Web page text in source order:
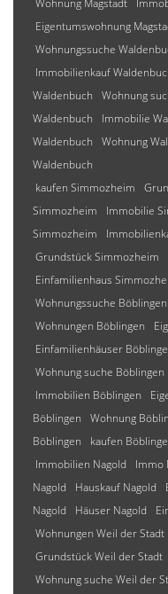
Wohnung Magstadt
Eigentumswohnung
Wohnungssuche
Immobilienkauf
Waldenbuch
Wohnung
Waldenbuch
Immobilie
Waldenbuch
Wohnung
Waldenbuch
kaufen Simmozheim
Simmozheim
Immobilie
Simmozheim
Grundstück Simmozheim
Einfamilienhaus
Wohnungssuche Böblingen
Wohnungen Böblingen
Einfamilienhäuser
Wohnung suche Böblingen
Immobilien Böblingen
Böblingen
Wohnung
Böblingen
kaufen
Immobilien Nagold
Immo
Nagold
Hauskauf Nagold
Nagold
Häuser Nagold
Wohnungen Weil der Stadt
Grundstück Weil der Stadt
Wohnung suche Weil der